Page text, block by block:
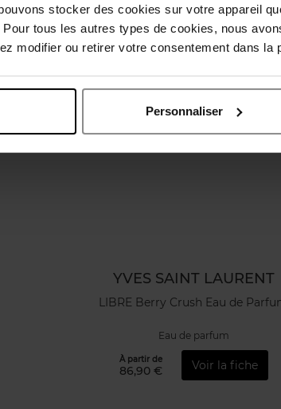
stocker des cookies sur votre appareil
tous les autres types de cookies, nous
modifier ou retirer votre consentement dans la
Personnaliser
YVES SAINT LAURENT
LIBRE Berry Crush Eau de
Eau de parfum
À partir de
86,90 € Voir la fiche